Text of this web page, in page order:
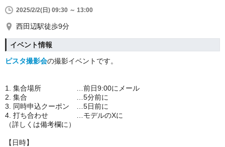
2025/2/2(日) 09:30 ～ 13:00
西田辺駅徒歩9分
イベント情報
ピスタ撮影会の撮影イベントです。
1. 集合場所 …前日9:00にメール
2. 集合 …5分前に
3. 同時申込クーポン …5日前に
4. 打ち合わせ …モデルのXに
（詳しくは備考欄に）
【日時】